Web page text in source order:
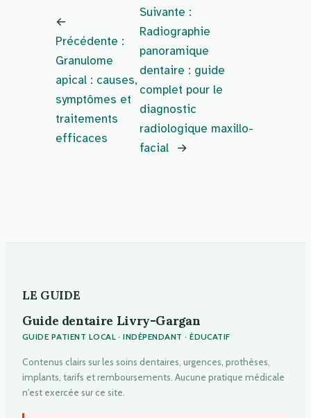
←
Précédente :
Granulome
apical : causes,
symptômes et
traitements
efficaces
Suivante :
Radiographie
panoramique
dentaire : guide
complet pour le
diagnostic
radiologique maxillo-
facial
→
LE GUIDE
Guide dentaire Livry-Gargan
GUIDE PATIENT LOCAL · INDÉPENDANT · ÉDUCATIF
Contenus clairs sur les soins dentaires, urgences, prothèses,
implants, tarifs et remboursements. Aucune pratique médicale
n'est exercée sur ce site.